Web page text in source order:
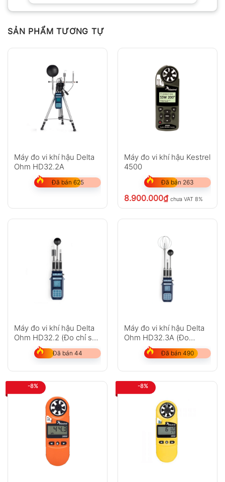
SẢN PHẨM TƯƠNG TỰ
Máy đo vi khí hậu Delta
Ohm HD32.2A
Đã bán 625
Máy đo vi khí hậu Kestrel
4500
Đã bán 263
8.900.000₫ chưa VAT 8%
Máy đo vi khí hậu Delta
Ohm HD32.2 (Đo chỉ số
WBGT)
Đã bán 44
Máy đo vi khí hậu Delta
Ohm HD32.3A (Đo
PMV/PPD/WBGT)
Đã bán 490
-8% -8%